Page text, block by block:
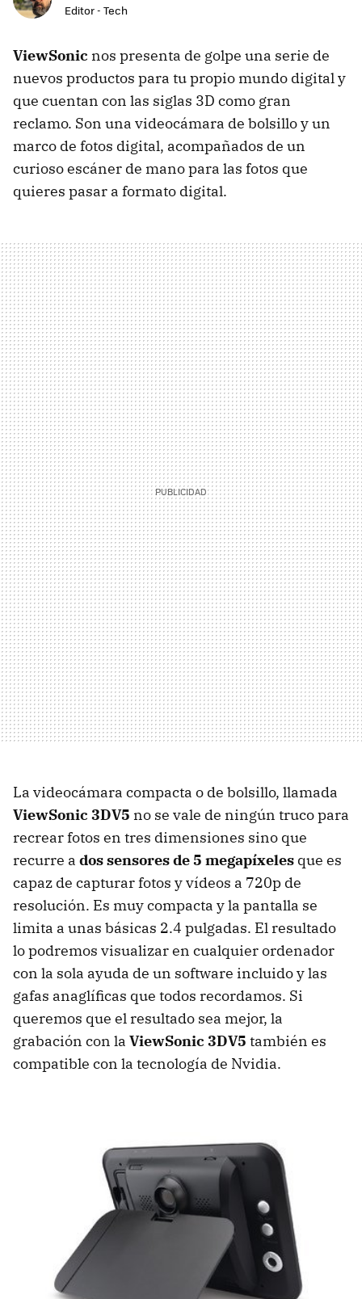
Editor - Tech
ViewSonic nos presenta de golpe una serie de
nuevos productos para tu propio mundo digital y
que cuentan con las siglas 3D como gran
reclamo. Son una videocámara de bolsillo y un
marco de fotos digital, acompañados de un
curioso escáner de mano para las fotos que
quieres pasar a formato digital.
La videocámara compacta o de bolsillo, llamada
ViewSonic 3DV5 no se vale de ningún truco para
recrear fotos en tres dimensiones sino que
recurre a dos sensores de 5 megapíxeles que es
capaz de capturar fotos y vídeos a 720p de
resolución. Es muy compacta y la pantalla se
limita a unas básicas 2.4 pulgadas. El resultado
lo podremos visualizar en cualquier ordenador
con la sola ayuda de un software incluido y las
gafas anaglíficas que todos recordamos. Si
queremos que el resultado sea mejor, la
grabación con la ViewSonic 3DV5 también es
compatible con la tecnología de Nvidia.